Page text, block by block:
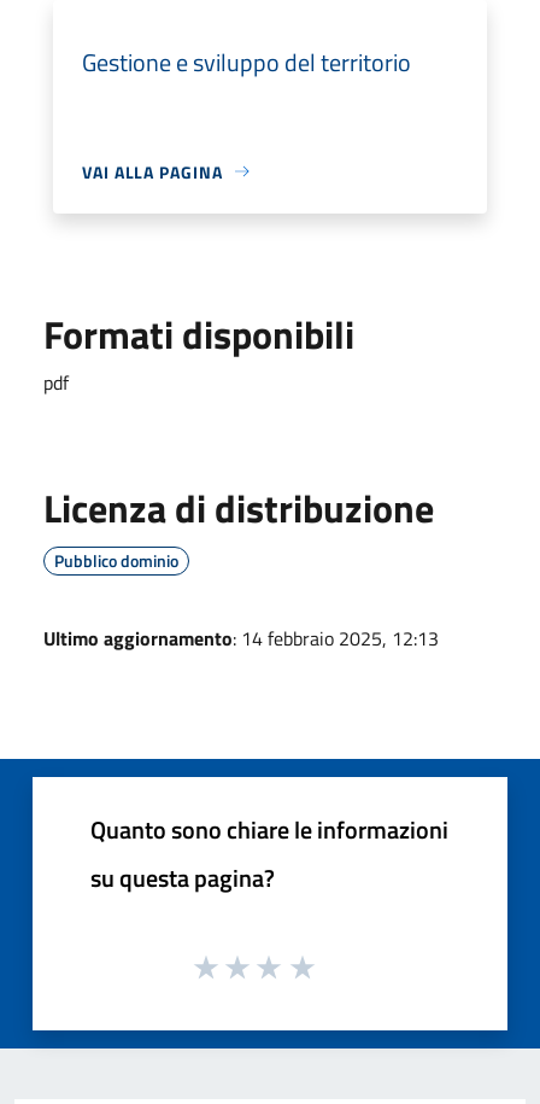
Gestione e sviluppo del territorio
VAI ALLA PAGINA
Formati disponibili
pdf
Licenza di distribuzione
Pubblico dominio
Ultimo aggiornamento: 14 febbraio 2025, 12:13
Quanto sono chiare le informazioni
su questa pagina?